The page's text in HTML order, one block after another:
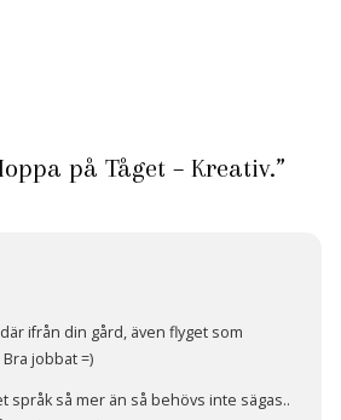
på Tåget – Kreativ.”
ifrån din gård, även flyget som
jobbat =)
språk så mer än så behövs inte sägas..